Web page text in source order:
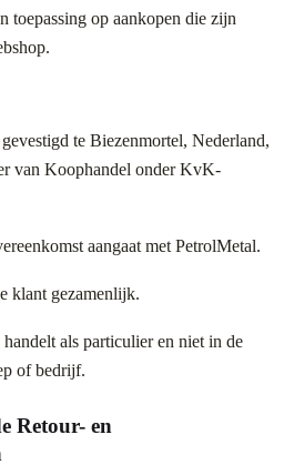
toepassing op aankopen die zijn
te Biezenmortel, Nederland,
van Koophandel onder KvK-
aangaat met PetrolMetal.
klant gezamenlijk.
als particulier en niet in de
of bedrijf.
Retour- en